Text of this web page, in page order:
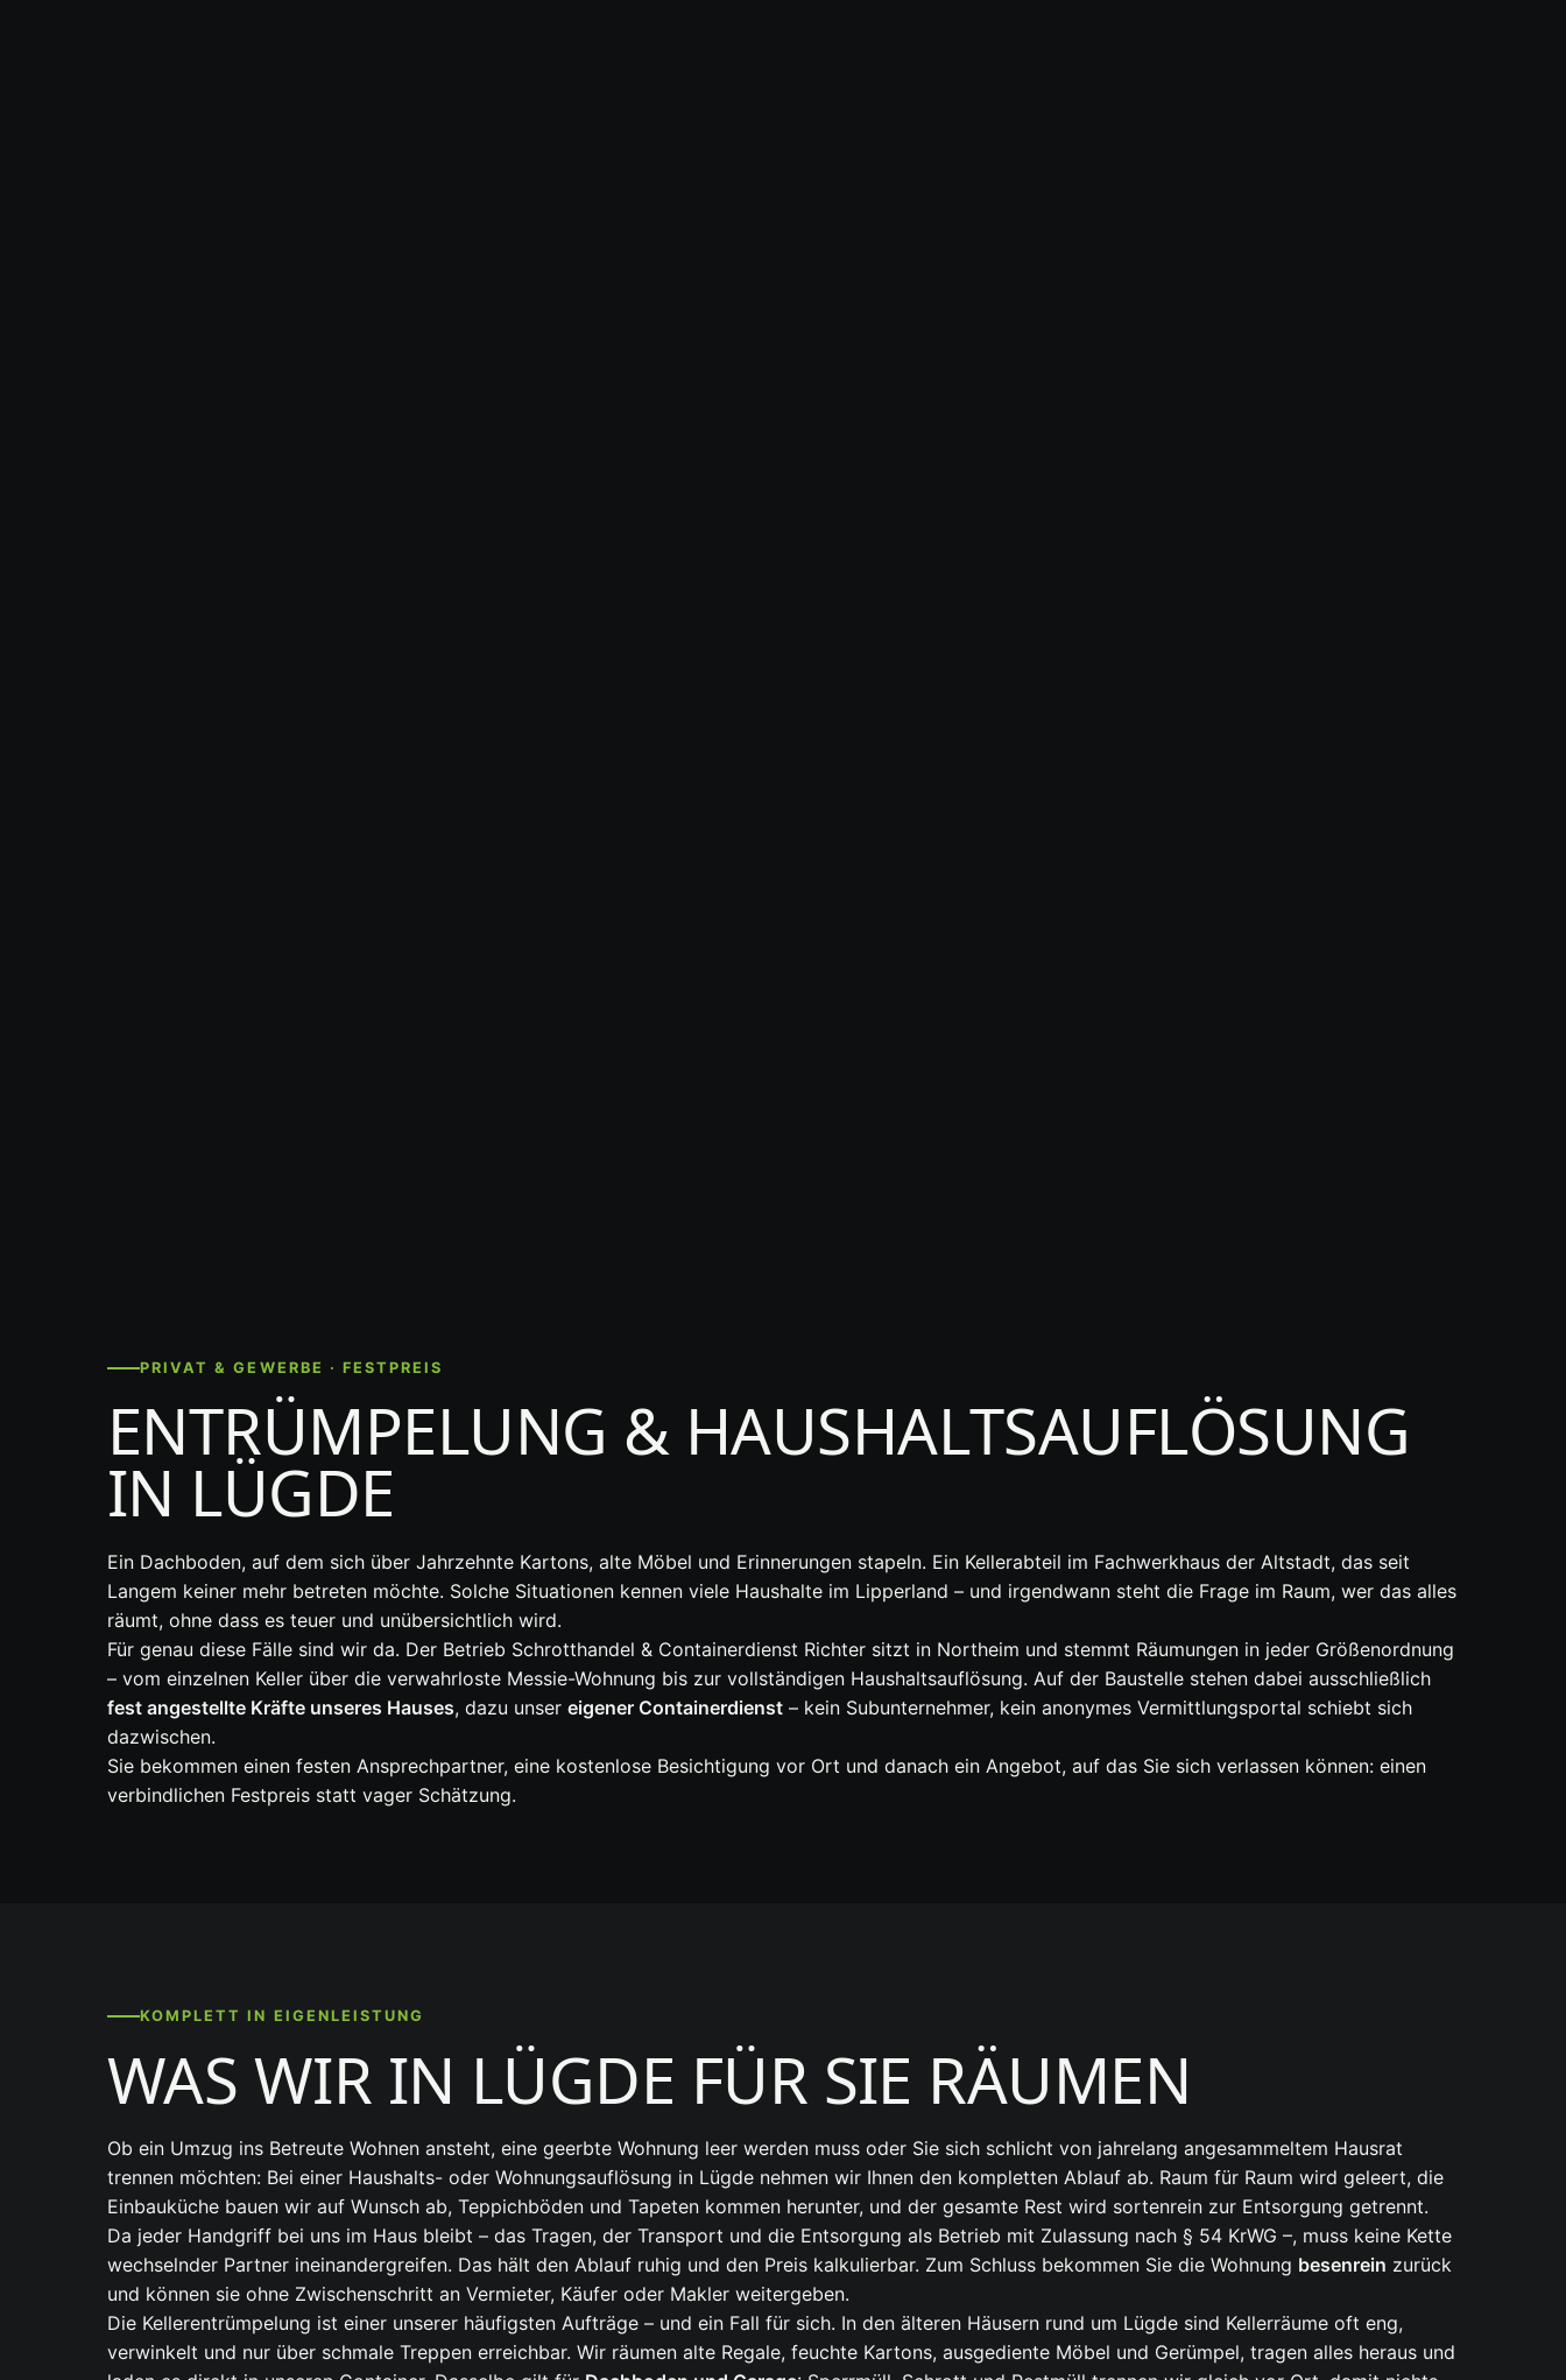
PRIVAT & GEWERBE · FESTPREIS
ENTRÜMPELUNG & HAUSHALTSAUFLÖSUNG
IN LÜGDE
Ein Dachboden, auf dem sich über Jahrzehnte Kartons, alte Möbel und Erinnerungen stapeln. Ein Kellerabteil im Fachwerkhaus der Altstadt, das seit
Langem keiner mehr betreten möchte. Solche Situationen kennen viele Haushalte im Lipperland – und irgendwann steht die Frage im Raum, wer das alles
räumt, ohne dass es teuer und unübersichtlich wird.
Für genau diese Fälle sind wir da. Der Betrieb Schrotthandel & Containerdienst Richter sitzt in Northeim und stemmt Räumungen in jeder Größenordnung
– vom einzelnen Keller über die verwahrloste Messie-Wohnung bis zur vollständigen Haushaltsauflösung. Auf der Baustelle stehen dabei ausschließlich
fest angestellte Kräfte unseres Hauses, dazu unser eigener Containerdienst – kein Subunternehmer, kein anonymes Vermittlungsportal schiebt sich
dazwischen.
Sie bekommen einen festen Ansprechpartner, eine kostenlose Besichtigung vor Ort und danach ein Angebot, auf das Sie sich verlassen können: einen
verbindlichen Festpreis statt vager Schätzung.
KOMPLETT IN EIGENLEISTUNG
WAS WIR IN LÜGDE FÜR SIE RÄUMEN
Ob ein Umzug ins Betreute Wohnen ansteht, eine geerbte Wohnung leer werden muss oder Sie sich schlicht von jahrelang angesammeltem Hausrat
trennen möchten: Bei einer Haushalts- oder Wohnungsauflösung in Lügde nehmen wir Ihnen den kompletten Ablauf ab. Raum für Raum wird geleert, die
Einbauküche bauen wir auf Wunsch ab, Teppichböden und Tapeten kommen herunter, und der gesamte Rest wird sortenrein zur Entsorgung getrennt.
Da jeder Handgriff bei uns im Haus bleibt – das Tragen, der Transport und die Entsorgung als Betrieb mit Zulassung nach § 54 KrWG –, muss keine Kette
wechselnder Partner ineinandergreifen. Das hält den Ablauf ruhig und den Preis kalkulierbar. Zum Schluss bekommen Sie die Wohnung besenrein zurück
und können sie ohne Zwischenschritt an Vermieter, Käufer oder Makler weitergeben.
Die Kellerentrümpelung ist einer unserer häufigsten Aufträge – und ein Fall für sich. In den älteren Häusern rund um Lügde sind Kellerräume oft eng,
verwinkelt und nur über schmale Treppen erreichbar. Wir räumen alte Regale, feuchte Kartons, ausgediente Möbel und Gerümpel, tragen alles heraus und